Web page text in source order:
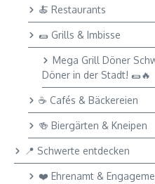
🍝 Restaurants
🌯 Grills & Imbisse
Mega Grill Döner
Döner in der Stadt! 🌯🔥
☕ Cafés & Bäckereien
🍻 Biergärten & Kneipen
📍 Schwerte entdecken
❤️ Ehrenamt &